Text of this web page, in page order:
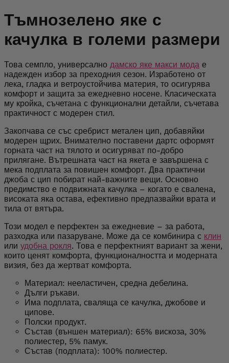
Тъмнозелено яке с
качулка в големи размери
Това семпло, универсално дамско яке макси мода е
надежден избор за преходния сезон. Изработено от
лека, гладка и ветроустойчива материя, то осигурява
комфорт и защита за ежедневно носене. Класическата
му кройка, съчетана с функционални детайли, съчетава
практичност с модерен стил.
Закопчава се със сребрист метален цип, добавяйки
модерен щрих. Внимателно поставени дартс оформят
горната част на тялото и осигуряват по-добро
прилягане. Вътрешната част на якета е завършена с
мека подплата за повишен комфорт. Два практични
джоба с цип побират най-важните вещи. Основно
предимство е подвижната качулка – когато е свалена,
високата яка остава, ефективно предпазвайки врата и
тила от вятъра.
Този модел е перфектен за ежедневие – за работа,
разходка или пазаруване. Може да се комбинира с клин
или удобна рокля. Това е перфектният вариант за жени,
които ценят комфорта, функционалността и модерната
визия, без да жертват комфорта.
Материал: нееластичен, средна дебелина.
Дълги ръкави.
Има подплата, сваляща се качулка, джобове и
ципове.
Полски продукт.
Състав (външен материал): 65% вискоза, 30%
полиестер, 5% памук.
Състав (подплата): 100% полиестер.